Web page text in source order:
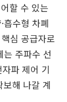
할 수 있는
흡수형 차폐
심 공급자로
는 주파수 선
파 제어 기
해 나갈 계